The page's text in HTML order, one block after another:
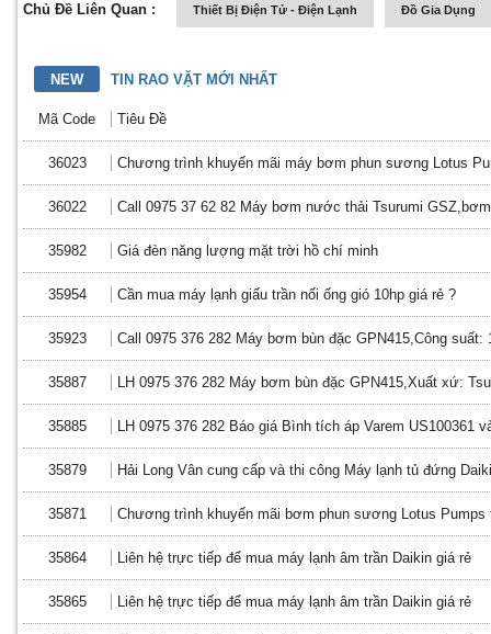
Chủ Đề Liên Quan : Thiết Bị Điện Tử - Điện Lạnh Đồ Gia Dụng
NEW TIN RAO VẶT MỚI NHẤT
Mã Code Tiêu Đề
36023 Chương trình khuyến mãi máy bơm phun sương Lotus
36022 Call 0975 37 62 82 Máy bơm nước thải Tsurumi
35982 Giá đèn năng lượng mặt trời hồ chí minh
35954 Cần mua máy lạnh giấu trần nối ống gió 10hp giá rẻ ?
35923 Call 0975 376 282 Máy bơm bùn đặc GPN415,Công suất:
35887 LH 0975 376 282 Máy bơm bùn đặc GPN415,Xuất xứ:
35885 LH 0975 376 282 Báo giá Bình tích áp Varem US100361
35879 Hải Long Vân cung cấp và thi công Máy lạnh tủ đứng
35871 Chương trình khuyến mãi bơm phun sương Lotus Pumps
35864 Liên hệ trực tiếp để mua máy lạnh âm trần Daikin giá rẻ
35865 Liên hệ trực tiếp để mua máy lạnh âm trần Daikin giá rẻ